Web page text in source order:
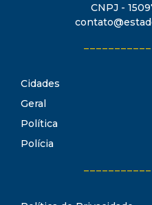
CNPJ -
Cidades
Geral
Política
Polícia